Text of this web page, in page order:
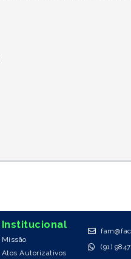
Institucional
Missão
Atos Autorizativos
(91)